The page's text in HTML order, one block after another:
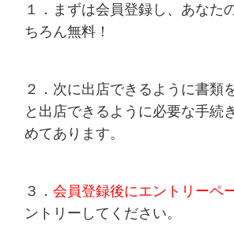
１．まずは会員登録し、あなた
ちろん無料！
２．次に出店できるように書類
と出店できるように必要な手続
めてあります。
３． 会員登録後にエントリーペ
ントリーしてください。